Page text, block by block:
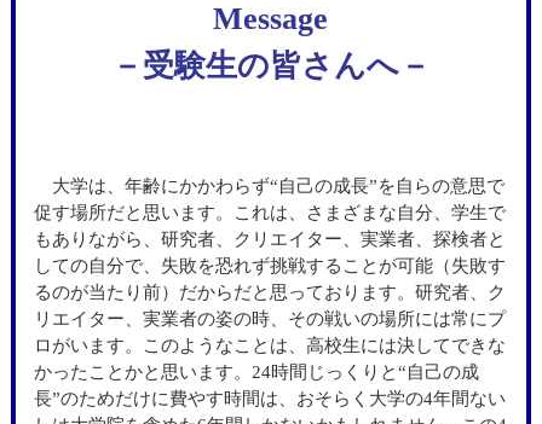
Message
－受験生の皆さんへ－
大学は、年齢にかかわらず“自己の成長”を自らの意思で
促す場所だと思います。これは、さまざまな自分、学生で
もありながら、研究者、クリエイター、実業者、探検者と
しての自分で、失敗を恐れず挑戦することが可能（失敗す
るのが当たり前）だからだと思っております。研究者、ク
リエイター、実業者の姿の時、その戦いの場所には常にプ
ロがいます。このようなことは、高校生には決してできな
かったことかと思います。24時間じっくりと“自己の成
長”のためだけに費やす時間は、おそらく大学の4年間ない